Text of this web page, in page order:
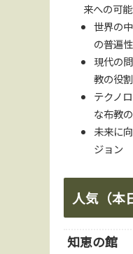
来への可
世界の
の普遍性
現代の
教の役割
テクノ
な布教
未来に
ジョン
人気（本
知恵の館